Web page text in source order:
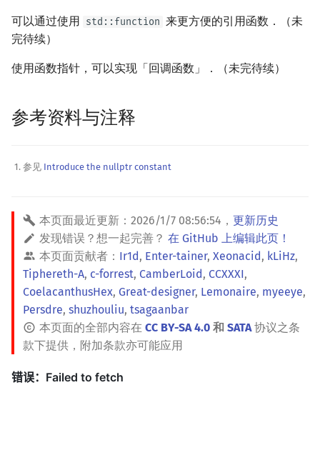
可以通过使用 std::function 来更方便的引用函数．（未
完待续）
使用函数指针，可以实现「回调函数」．（未完待续）
参考资料与注释
参见 Introduce the nullptr constant
本页面最近更新： 2026/1/7 08:56:54 ， 更新历史
发现错误？想一起完善？ 在 GitHub 上编辑此页！
本页面贡献者： Ir1d, Enter-tainer, Xeonacid, kLiHz,
Tiphereth-A, c-forrest, CamberLoid, CCXXXI,
CoelacanthusHex, Great-designer, Lemonaire, myeeye,
Persdre, shuzhouliu, tsagaanbar
本页面的全部内容在 CC BY-SA 4.0 和 SATA协议之条
款下提供，附加条款亦可能应用